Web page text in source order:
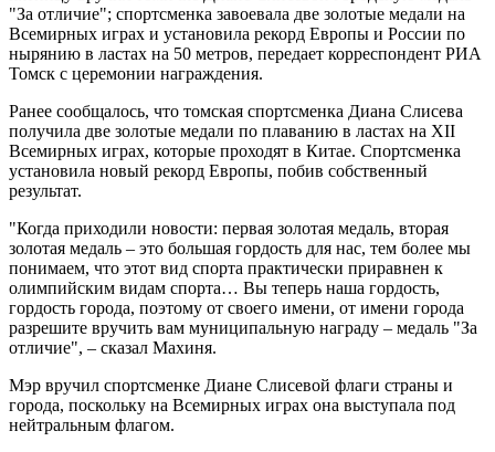
"За отличие"; спортсменка завоевала две золотые медали на
Всемирных играх и установила рекорд Европы и России по
нырянию в ластах на 50 метров, передает корреспондент РИА
Томск с церемонии награждения.
Ранее сообщалось, что томская спортсменка Диана Слисева
получила две золотые медали по плаванию в ластах на XII
Всемирных играх, которые проходят в Китае. Спортсменка
установила новый рекорд Европы, побив собственный
результат.
"Когда приходили новости: первая золотая медаль, вторая
золотая медаль – это большая гордость для нас, тем более мы
понимаем, что этот вид спорта практически приравнен к
олимпийским видам спорта… Вы теперь наша гордость,
гордость города, поэтому от своего имени, от имени города
разрешите вручить вам муниципальную награду – медаль "За
отличие", – сказал Махиня.
Мэр вручил спортсменке Диане Слисевой флаги страны и
города, поскольку на Всемирных играх она выступала под
нейтральным флагом.